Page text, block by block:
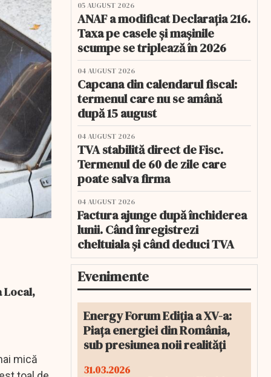
Local,
mică
05 AUGUST 2026
ANAF a modificat Declarația 216.
Taxa pe casele și mașinile
scumpe se triplează în 2026
04 AUGUST 2026
Capcana din calendarul fiscal:
termenul care nu se amână
după 15 august
04 AUGUST 2026
TVA stabilită direct de Fisc.
Termenul de 60 de zile care
poate salva firma
04 AUGUST 2026
Factura ajunge după închiderea
lunii. Când înregistrezi
cheltuiala și când deduci TVA
Evenimente
Energy Forum Ediția a XV-a:
Piața energiei din România,
sub presiunea noii realități
31.03.2026